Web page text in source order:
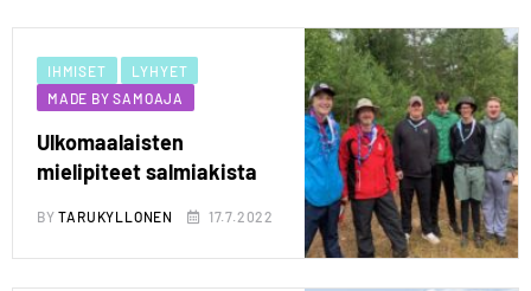
IHMISET
LYHYET
MADE BY SAMOAJA
Ulkomaalaisten
mielipiteet salmiakista
BYTARUKYLLONEN 17.7.2022